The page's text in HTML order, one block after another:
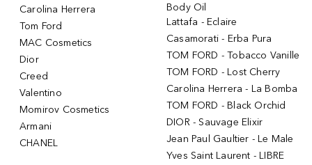
Carolina Herrera
Tom Ford
MAC Cosmetics
Dior
Creed
Valentino
Momirov Cosmetics
Armani
CHANEL
Body Oil
Lattafa - Eclaire
Casamorati - Erba Pura
TOM FORD - Tobacco Vanille
TOM FORD - Lost Cherry
Carolina Herrera - La Bomba
TOM FORD - Black Orchid
DIOR - Sauvage Elixir
Jean Paul Gaultier - Le Male
Yves Saint Laurent - LIBRE